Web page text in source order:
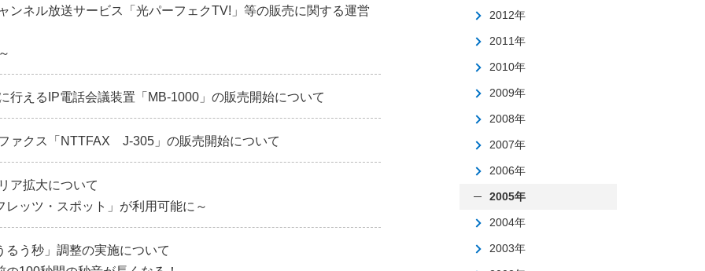
ンネル放送サービス「光パーフェクTV!」等の販売に関する運営
行えるIP電話会議装置「MB-1000」の販売開始について
ァクス「NTTFAX J-305」の販売開始について
ア拡大について
ッツ・スポット」が利用可能に～
う秒」調整の実施について
2012年
2011年
2010年
2009年
2008年
2007年
2006年
2005年
2004年
2003年